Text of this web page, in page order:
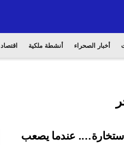
أخبار الصحراء أنشطة ملكية اقتصاد
عندما يصعب